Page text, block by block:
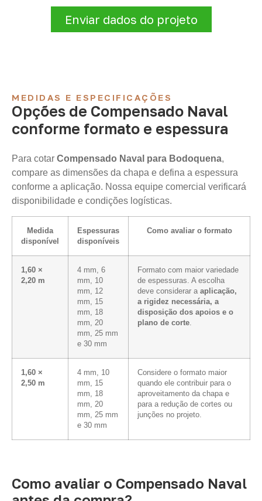
Enviar dados do projeto
MEDIDAS E ESPECIFICAÇÕES
Opções de Compensado Naval
conforme formato e espessura
Para cotar Compensado Naval para Bodoquena,
compare as dimensões da chapa e defina a espessura
conforme a aplicação. Nossa equipe comercial verificará
disponibilidade e condições logísticas.
Medida
disponível
Espessuras
disponíveis
Como avaliar o formato
1,60 ×
2,20 m
4 mm, 6
mm, 10
mm, 12
mm, 15
mm, 18
mm, 20
mm, 25 mm
e 30 mm
Formato com maior variedade
de espessuras. A escolha
deve considerar a aplicação,
a rigidez necessária, a
disposição dos apoios e o
plano de corte.
1,60 ×
2,50 m
4 mm, 10
mm, 15
mm, 18
mm, 20
mm, 25 mm
e 30 mm
Considere o formato maior
quando ele contribuir para o
aproveitamento da chapa e
para a redução de cortes ou
junções no projeto.
Como avaliar o Compensado Naval